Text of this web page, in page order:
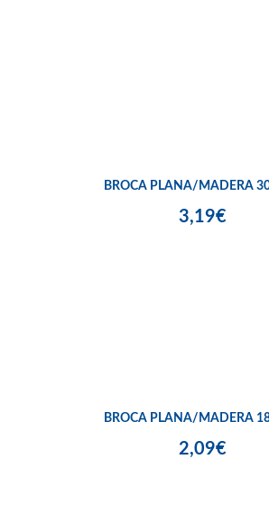
BROCA PLANA/MADERA
3,19€
BROCA PLANA/MADERA
2,09€